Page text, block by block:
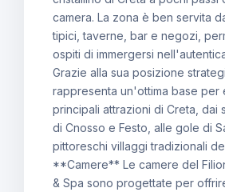
camera. La zona è ben servita
tipici, taverne, bar e negozi,
ospiti di immergersi
Grazie alla sua posizione
rappresenta un'ottima base per
principali attrazioni di Creta, dai
di Cnosso e Festo, alle gole di
pittoreschi villaggi tradizionali
**Camere** Le camere del
& Spa sono progettate per